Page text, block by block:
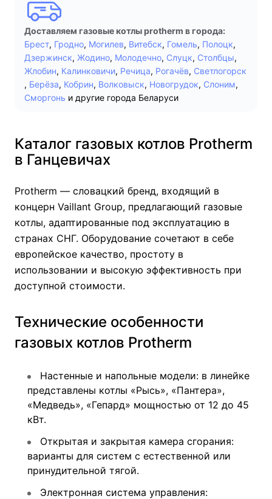
Доставляем газовые котлы protherm в города:
Брест, Гродно, Могилев, Витебск, Гомель, Полоцк,
Дзержинск, Жодино, Молодечно, Слуцк, Столбцы,
Жлобин, Калинковичи, Речица, Рогачёв, Светлогорск
, Берёза, Кобрин, Волковыск, Новогрудок, Слоним,
Сморгонь и другие города Беларуси
Каталог газовых котлов Protherm
в Ганцевичах
Protherm — словацкий бренд, входящий в
концерн Vaillant Group, предлагающий газовые
котлы, адаптированные под эксплуатацию в
странах СНГ. Оборудование сочетают в себе
европейское качество, простоту в
использовании и высокую эффективность при
доступной стоимости.
Технические особенности
газовых котлов Protherm
Настенные и напольные модели: в линейке
представлены котлы «Рысь», «Пантера»,
«Медведь», «Гепард» мощностью от 12 до 45
кВт.
Открытая и закрытая камера сгорания:
варианты для систем с естественной или
принудительной тягой.
Электронная система управления: